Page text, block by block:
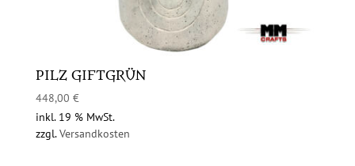
PILZ GIFTGRÜN
448,00 €
inkl. 19 % MwSt.
zzgl.Versandkosten